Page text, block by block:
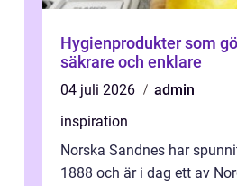
Hygienprodukter som
säkrare och enklare
04 juli 2026
admin
inspiration
Norska Sandnes har
1888 och är i dag ett av